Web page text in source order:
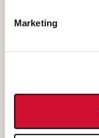
Marketing
Bewerbung als
Bewerbung als